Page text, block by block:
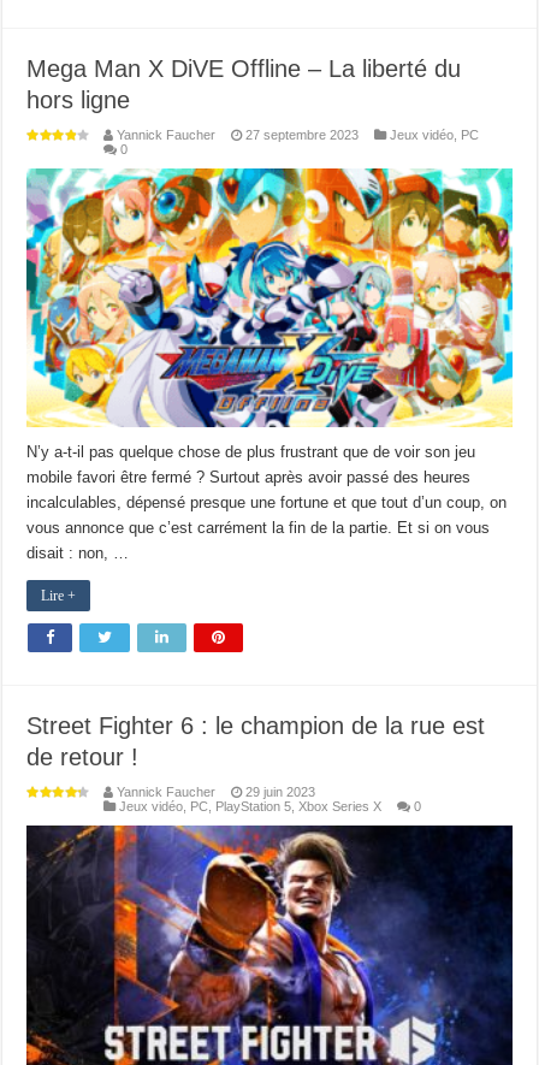
Mega Man X DiVE Offline – La liberté du
hors ligne
Yannick Faucher 27 septembre 2023 Jeux vidéo
PC
0
N’y a-t-il pas quelque chose de plus frustrant que de voir son jeu
mobile favori être fermé ? Surtout après avoir passé des heures
incalculables, dépensé presque une fortune et que tout d’un coup, on
vous annonce que c’est carrément la fin de la partie. Et si on vous
disait : non, …
Lire +
Street Fighter 6 : le champion de la rue est
de retour !
Yannick Faucher
29 juin 2023
Jeux vidéo PC PlayStation 5 ,Xbox Series X 0